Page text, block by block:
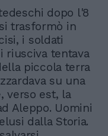
dopo l'8
trasformò in
i soldati
riusciva tentava
piccola terra
su una
verso est, la
Aleppo. Uomini
dalla Storia.